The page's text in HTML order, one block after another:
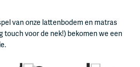
van onze lattenbodem en matras
touch voor de nek!) bekomen we een